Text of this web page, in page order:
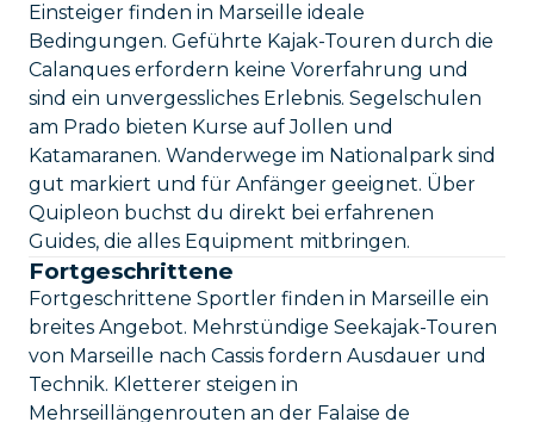
Einsteiger finden in Marseille ideale
Bedingungen. Geführte Kajak-Touren durch die
Calanques erfordern keine Vorerfahrung und
sind ein unvergessliches Erlebnis. Segelschulen
am Prado bieten Kurse auf Jollen und
Katamaranen. Wanderwege im Nationalpark sind
gut markiert und für Anfänger geeignet. Über
Quipleon buchst du direkt bei erfahrenen
Guides, die alles Equipment mitbringen.
Fortgeschrittene
Fortgeschrittene Sportler finden in Marseille ein
breites Angebot. Mehrstündige Seekajak-Touren
von Marseille nach Cassis fordern Ausdauer und
Technik. Kletterer steigen in
Mehrseillängenrouten an der Falaise de